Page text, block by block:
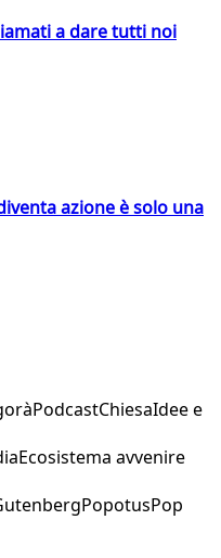
a dare tutti noi
azione è solo una
PodcastChiesaIdee e
Ecosistema avvenire
PopotusPop